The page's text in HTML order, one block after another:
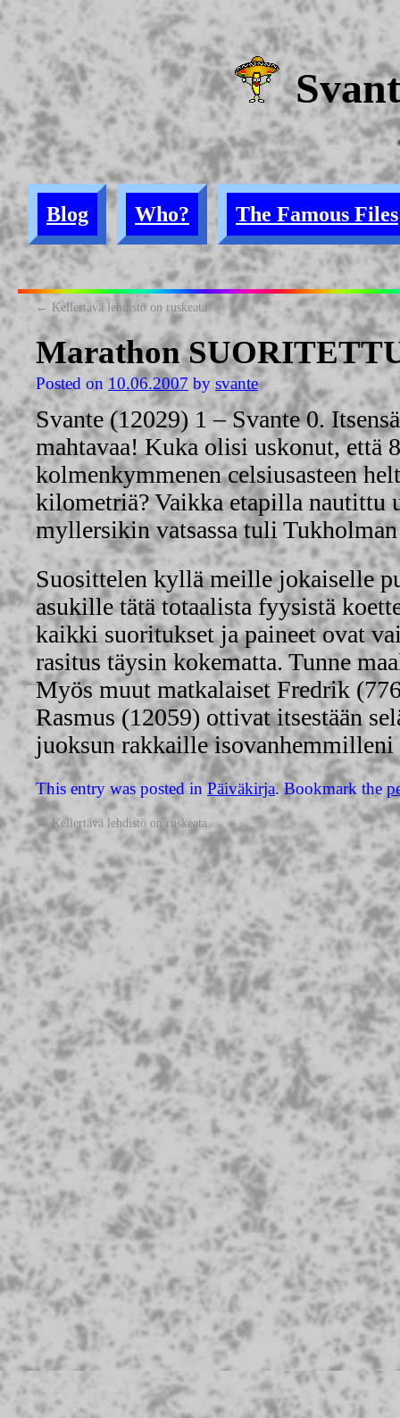
Blog Who? The Famous Files
← Kellertävä lehdistö on ruskeata
Marathon
Posted on 10.06.2007 by svante
Svante (12029) 1 – Svante 0.
mahtavaa! Kuka olisi uskonut,
kolmenkymmenen celsiusasteen
kilometriä? Vaikka etapilla nautittu
myllersikin vatsassa tuli
Suosittelen kyllä meille jokaiselle
asukille tätä totaalista fyysistä
kaikki suoritukset ja paineet ovat
rasitus täysin kokematta. Tunne
Myös muut matkalaiset Fredrik
Rasmus (12059) ottivat itsestään
juoksun rakkaille
This entry was posted inPäiväkirja. Bookmark the
←Kellertävä lehdistö on ruskeata